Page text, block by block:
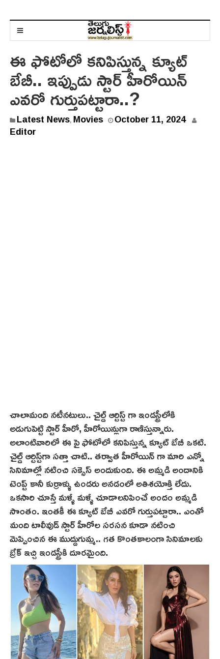
ఈ ఫోటోలో కనిపిస్తున్న క్యూట్
బేబీ.. ఇప్పుడు స్టార్ హీరోయిన్
ఎవరో గుర్తుపట్టారా..?
Latest News, Movies October 11, 2024
Editor
చాలామంది నటీనటులు.. చైల్డ్ ఆర్టిస్ట్ గా ఇండస్ట్రీలోకి
అడుగుపెట్టి స్టార్ హీరో, హీరోయిన్లుగా రాణిస్తున్నారు.
అలాంటివారిలో ఈ పై ఫోటోలో కనిపిస్తున్న క్యూట్ బేబీ ఒకటి.
చైల్డ్ ఆర్టిస్ట్‌గా సత్తా చాటి.. తర్వాత హీరోయిన్ గా మారి ఎన్నో
సినిమాల్లో నటించి సక్సెస్ అందుకుంది. ఈ అమ్మడి అందానికి
టెంప్ట్ కానీ కుర్రాళ్ళు ఉండరు అనడంలో అతిశయోక్తి లేదు.
ఒకసారి చూస్తే మళ్ళీ మళ్ళీ చూడాలనిపించే అందం అమ్మడి
సొంతం. ఇంతకీ ఈ క్యూట్ బేబీ ఎవరో గుర్తుపట్టారా.. ఎంతో
మంది టాలీవుడ్ స్టార్ హీరోల సరసన కూడా నటించి
మెప్పించిన ఈ ముద్దుగుమ్మ.. గత కొంతకాలంగా సినిమాలకు
బ్రేక్ ఇచ్చి ఇండస్ట్రీకి దూరమైంది.